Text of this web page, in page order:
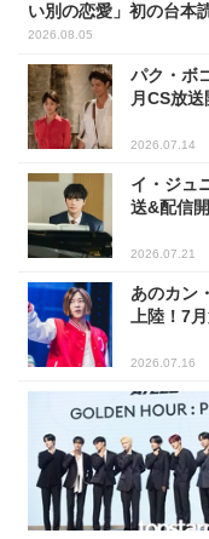
い別の恋愛」初の台本
わせで抜群のケミ
2026.08.05
パク・ボ
月CS放
2026.07.14
イ・ジュ
送&配信
2026.07.21
あのカン
上陸！7
2026.07.16